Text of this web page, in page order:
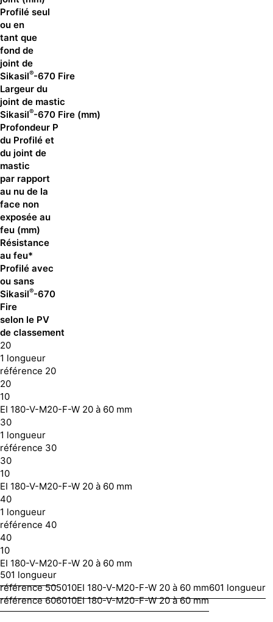
Profilé seul
ou en
tant que
fond de
joint de
Sikasil®-670 Fire
Largeur du
joint de mastic
Sikasil®-670 Fire (mm)
Profondeur P
du Profilé et
du joint de
mastic
par rapport
au nu de la
face non
exposée au
feu (mm)
Résistance
au feu*
Profilé avec
ou sans
Sikasil®-670
Fire
selon le PV
de classement
20
1 longueur
référence 20
20
10
EI 180-V-M20-F-W 20 à 60 mm
30
1 longueur
référence 30
30
10
EI 180-V-M20-F-W 20 à 60 mm
40
1 longueur
référence 40
40
10
EI 180-V-M20-F-W 20 à 60 mm
501 longueur
référence 505010EI 180-V-M20-F-W 20 à 60 mm601 longueur
référence 606010EI 180-V-M20-F-W 20 à 60 mm